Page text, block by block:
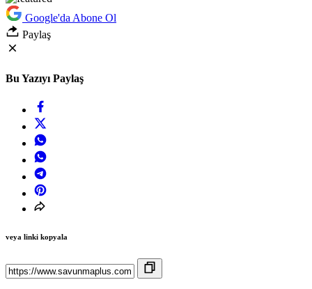
Google'da Abone Ol
Paylaş
Bu Yazıyı Paylaş
veya linki kopyala